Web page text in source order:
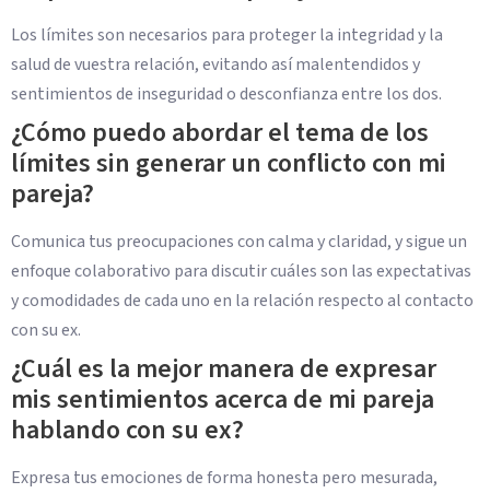
Los límites son necesarios para proteger la integridad y la
salud de vuestra relación, evitando así malentendidos y
sentimientos de inseguridad o desconfianza entre los dos.
¿Cómo puedo abordar el tema de los
límites sin generar un conflicto con mi
pareja?
Comunica tus preocupaciones con calma y claridad, y sigue un
enfoque colaborativo para discutir cuáles son las expectativas
y comodidades de cada uno en la relación respecto al contacto
con su ex.
¿Cuál es la mejor manera de expresar
mis sentimientos acerca de mi pareja
hablando con su ex?
Expresa tus emociones de forma honesta pero mesurada,